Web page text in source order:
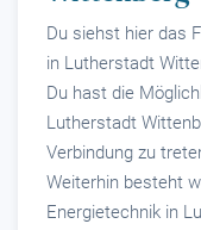
Du siehst hier das
in Lutherstadt
Du hast die
Lutherstadt
Verbindung zu
Weiterhin besteht
Energietechnik in